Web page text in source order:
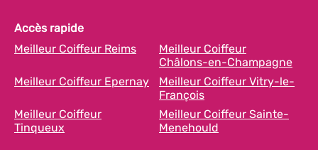
Accès rapide
Meilleur Coiffeur Reims
Meilleur Coiffeur
Châlons-en-Champagne
Meilleur Coiffeur Epernay
Meilleur Coiffeur Vitry-le-
François
Meilleur Coiffeur
Tinqueux
Meilleur Coiffeur Sainte-
Menehould